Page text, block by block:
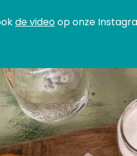
de videoop onze